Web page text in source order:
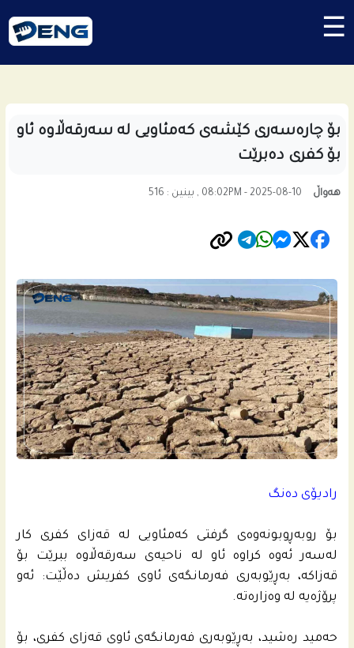
☰
بۆ چاره‌سه‌رى كێشه‌ى كه‌مئاویی لە سەرقەڵاوە ئاو
بۆ کفری دەبرێت
هەواڵ 08:02PM - 2025-08-10 , بینین : 516
رادیۆی دەنگ
بۆ روبه‌ڕوبونه‌وه‌ى گرفتى كه‌مئاویی له‌ قه‌زاى كفرى كار
له‌سه‌ر ئه‌وه‌ کراوە‌ ئاو له‌ ناحیه‌ى سه‌رقه‌ڵاوه‌ ببرێت بۆ
قه‌زاكه‌، به‌ڕێوبه‌رى فه‌رمانگەی ئاوى كفریش ده‌ڵێت: ئه‌و
پرۆژه‌یه‌ له‌ وه‌زاره‌ته‌.
حه‌مید ره‌شید، به‌ڕێوبه‌رى فه‌رمانگه‌ى ئاوى قه‌زاى كفرى، بۆ